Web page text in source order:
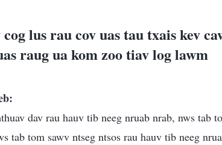
lus rau cov uas tau txais kev
raug ua kom zoo tiav log lawm
dav rau hauv tib neeg nruab nrab, nws tab
tab tom sawv ntseg ntsos rau hauv tib neeg